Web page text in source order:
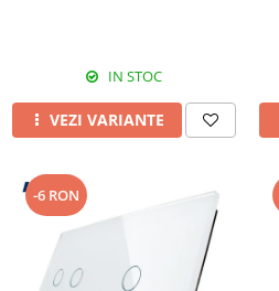
IN STOC
VEZI VARIANTE
-6 RON